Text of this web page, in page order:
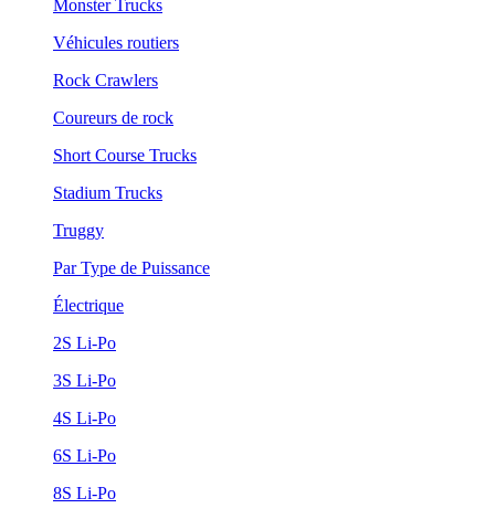
Monster Trucks
Véhicules routiers
Rock Crawlers
Coureurs de rock
Short Course Trucks
Stadium Trucks
Truggy
Par Type de Puissance
Électrique
2S Li-Po
3S Li-Po
4S Li-Po
6S Li-Po
8S Li-Po